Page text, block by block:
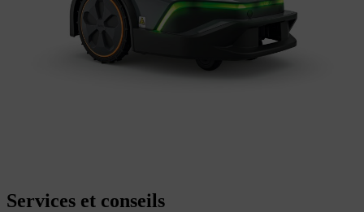
Services et conseils